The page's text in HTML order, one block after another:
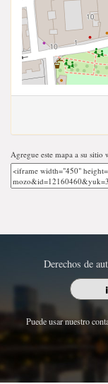
Agregue este mapa a su sitio
Derechos de
Puede usar nuestro